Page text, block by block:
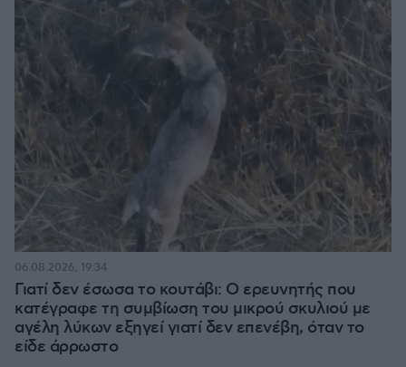
Γιατί δεν έσωσα το κουτάβι: Ο ερευνητής που
κατέγραφε τη συμβίωση του μικρού σκυλιού με
αγέλη λύκων εξηγεί γιατί δεν επενέβη, όταν το
είδε άρρωστο
06.08.2026, 19:34